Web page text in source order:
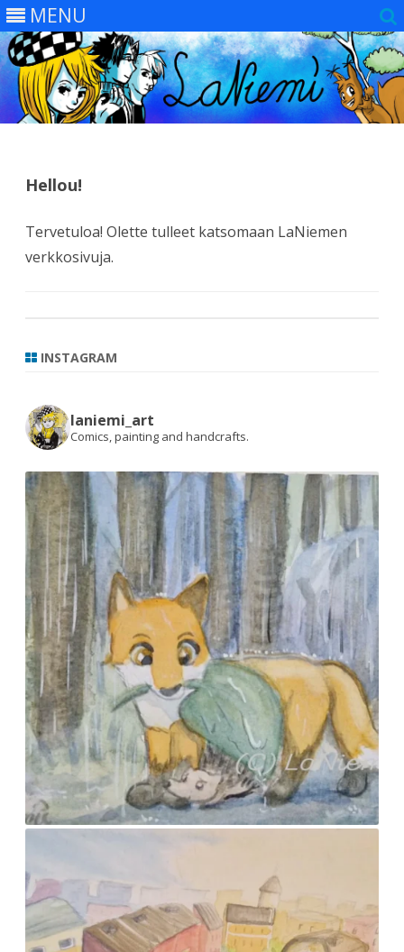
MENU
Hellou!
Tervetuloa! Olette tulleet katsomaan LaNiemen
verkkosivuja.
INSTAGRAM
laniemi_art
Comics, painting and handcrafts.